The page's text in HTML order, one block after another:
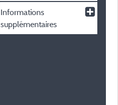
Informations
supplémentaires